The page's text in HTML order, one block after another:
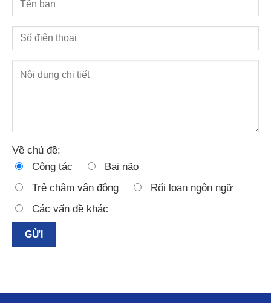
Về chủ đề:
Công tác
Bại não
Trẻ chậm vận động
Rối loạn ngôn ngữ
Các vấn đề khác